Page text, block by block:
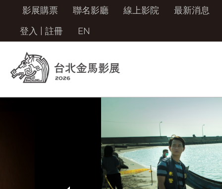
影展購票 聯名影廳 線上影院
最新消息
登入
註冊 EN